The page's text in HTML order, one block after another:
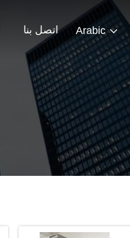
اتصل بنا Arabic